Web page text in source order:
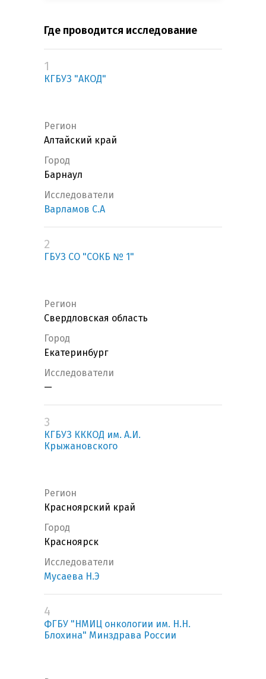
Где проводится исследование
1
КГБУЗ "АКОД"
Регион
Алтайский край
Город
Барнаул
Исследователи
Варламов С.А
2
ГБУЗ СО "СОКБ № 1"
Регион
Свердловская область
Город
Екатеринбург
Исследователи
—
3
КГБУЗ КККОД им. А.И.
Крыжановского
Регион
Красноярский край
Город
Красноярск
Исследователи
Мусаева Н.Э
4
ФГБУ "НМИЦ онкологии им. Н.Н.
Блохина" Минздрава России